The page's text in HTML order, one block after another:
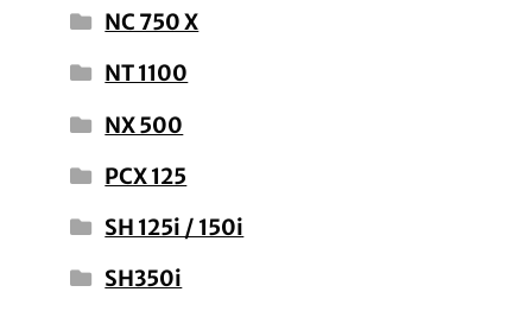
NC 750 X
NT 1100
NX 500
PCX 125
SH 125i / 150i
SH350i